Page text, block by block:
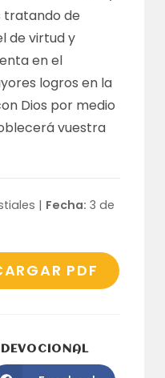
tratando de
de virtud y
en el
logros en la
Dios por medio
vuestra
| Fecha: 3 de
PDF